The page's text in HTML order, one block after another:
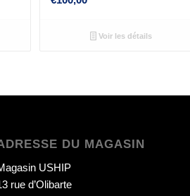
Voir les détails
DU MAGASIN
USHIP
rue d’Olibarte